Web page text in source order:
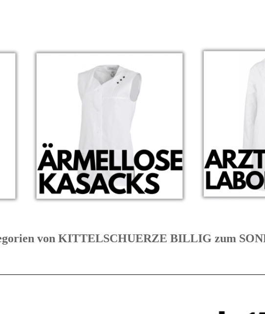
von KITTELSCHUERZE BILLIG zum